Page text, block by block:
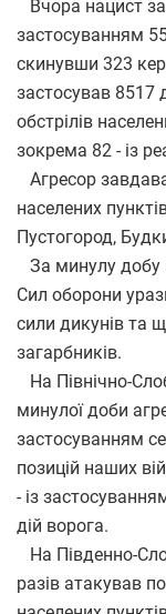
Вчора нацист
застосуванням
скинувши 323
застосував 8517
обстрілів
зокрема 82 - із
Агресор
населених
Пустогород,
За минулу добу
Сил оборони
сили дикунів та
загарбників.
На Північно-
минулої доби
застосуванням
позицій наших
- із
дій ворога.
На Південно-
разів атакував